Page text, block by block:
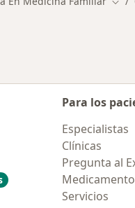
Para los
Especialistas
Clínicas
Pregunta al
Servicios